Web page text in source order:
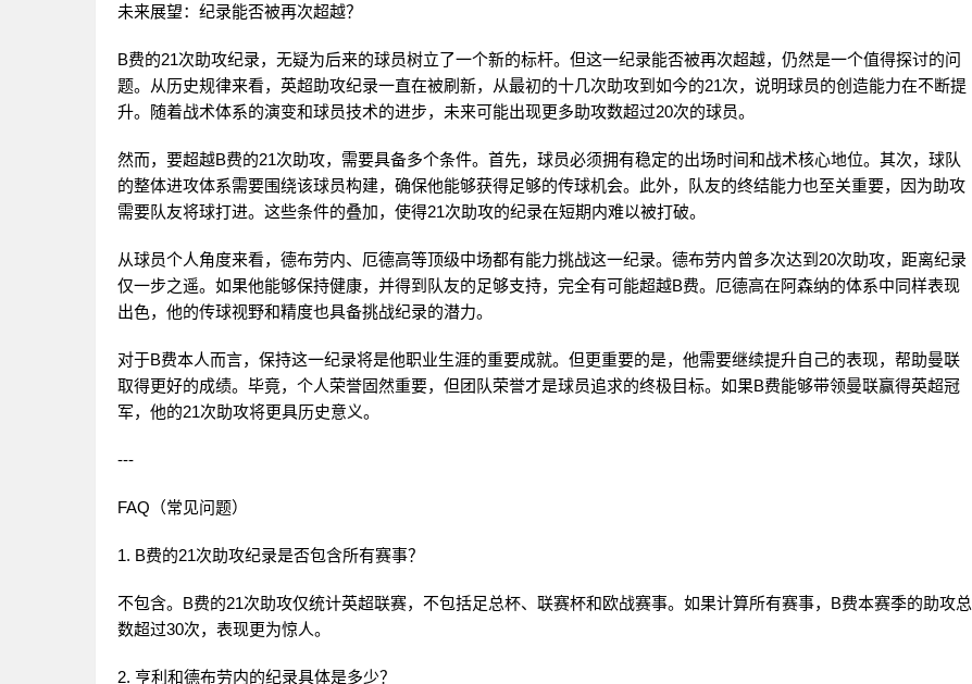
未来展望：纪录能否被再次超越？
B费的21次助攻纪录，无疑为后来的球员树立了一个新的标杆。但这一纪录能否被再次超越，仍然是一个值得探讨的问
题。从历史规律来看，英超助攻纪录一直在被刷新，从最初的十几次助攻到如今的21次，说明球员的创造能力在不断提
升。随着战术体系的演变和球员技术的进步，未来可能出现更多助攻数超过20次的球员。
然而，要超越B费的21次助攻，需要具备多个条件。首先，球员必须拥有稳定的出场时间和战术核心地位。其次，球队
的整体进攻体系需要围绕该球员构建，确保他能够获得足够的传球机会。此外，队友的终结能力也至关重要，因为助攻
需要队友将球打进。这些条件的叠加，使得21次助攻的纪录在短期内难以被打破。
从球员个人角度来看，德布劳内、厄德高等顶级中场都有能力挑战这一纪录。德布劳内曾多次达到20次助攻，距离纪录
仅一步之遥。如果他能够保持健康，并得到队友的足够支持，完全有可能超越B费。厄德高在阿森纳的体系中同样表现
出色，他的传球视野和精度也具备挑战纪录的潜力。
对于B费本人而言，保持这一纪录将是他职业生涯的重要成就。但更重要的是，他需要继续提升自己的表现，帮助曼联
取得更好的成绩。毕竟，个人荣誉固然重要，但团队荣誉才是球员追求的终极目标。如果B费能够带领曼联赢得英超冠
军，他的21次助攻将更具历史意义。
---
FAQ（常见问题）
1. B费的21次助攻纪录是否包含所有赛事？
不包含。B费的21次助攻仅统计英超联赛，不包括足总杯、联赛杯和欧战赛事。如果计算所有赛事，B费本赛季的助攻总
数超过30次，表现更为惊人。
2. 亨利和德布劳内的纪录具体是多少？